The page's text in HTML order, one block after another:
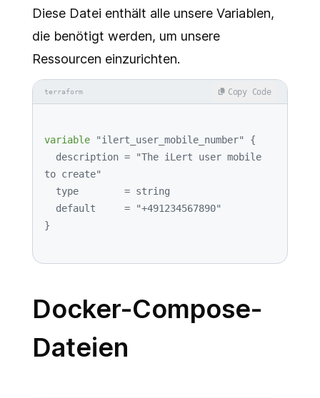
Diese Datei enthält alle unsere Variablen,
die benötigt werden, um unsere
Ressourcen einzurichten.
terraform
variable "ilert_user_mobile_number"
{
  description =
"The iLert user mobile
to create"
  default     =
"+491234567890"
Copy Code
Docker-Compose-
Dateien